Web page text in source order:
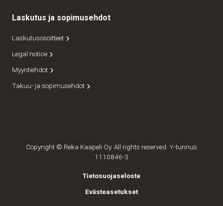
Laskutus ja sopimusehdot
Laskutusosoitteet
Legal notice
Myyntiehdot
Takuu- ja sopimusehdot
Copyright © Reka Kaapeli Oy. All rights reserved. Y-tunnus
1110846-3
Tietosuojaseloste
Evästeasetukset